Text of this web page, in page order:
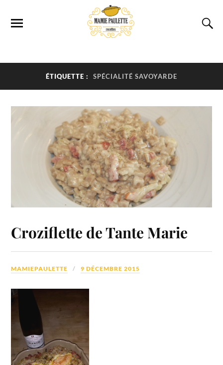
ÉTIQUETTE : SPÉCIALITÉ SAVOYARDE
Croziflette de Tante Marie
MAMIEPAULETTE 9 DÉCEMBRE 2015